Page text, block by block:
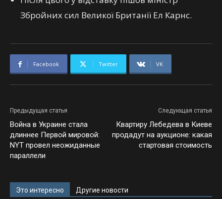
Збройних сил Великої Британії Ел Карнс.
Facebook Twitter VK
Предыдущая статья
Война в Украине стала
длиннее Первой мировой:
NYT провел неожиданные
параллели
Следующая статья
Квартиру Лебедева в Киеве
продадут на аукционе: какая
стартовая стоимость
Это интересно Другие новости